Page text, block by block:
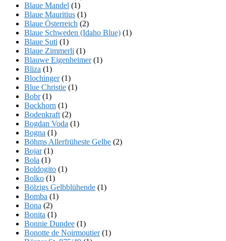
Blaue Mandel (1)
Blaue Mauritius (1)
Blaue Österreich (2)
Blaue Schweden (Idaho Blue) (1)
Blaue Suti (1)
Blaue Zimmerli (1)
Blauwe Eigenheimer(1)
Bliza (1)
Blochinger(1)
Blue Christie (1)
Bobr(1)
Bockhorn (1)
Bodenkraft (2)
Bogdan Voda (1)
Bogna (1)
Böhms Allerfrüheste Gelbe (2)
Bojar(1)
Bola (1)
Boldogito (1)
Bolko (1)
Bölzigs Gelbblühende (1)
Bomba (1)
Bona (2)
Bonita (1)
Bonnie Dundee (1)
Bonotte de Noirmoutier(1)